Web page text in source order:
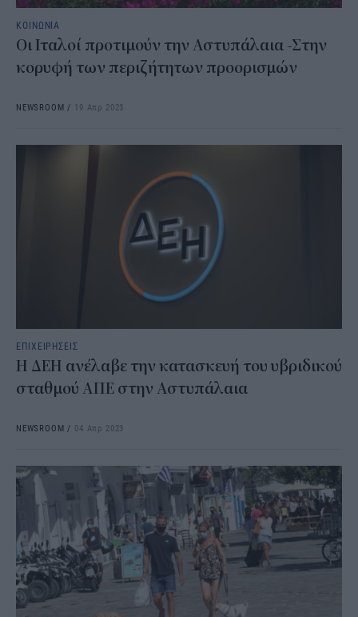
ΚΟΙΝΩΝΙΑ
Οι Ιταλοί προτιμούν την Αστυπάλαια -Στην
κορυφή των περιζήτητων προορισμών
NEWSROOM / 19 Απρ 2023
ΕΠΙΧΕΙΡΗΣΕΙΣ
H ΔΕΗ ανέλαβε την κατασκευή του υβριδικού
σταθμού ΑΠΕ στην Αστυπάλαια
NEWSROOM / 04 Απρ 2023